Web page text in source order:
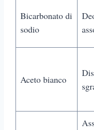
Bicarbonato di
sodio
Aceto bianco